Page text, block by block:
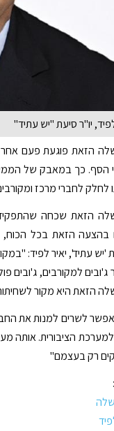
יו"ר סיעת "יש עתיד"
הזאת פוגעת פעם אחר
הסף. כך במאבק של
לחלק לחברי מרכז
הזאת שכחה
בהצעה הזאת בכל הכוח,
'יש עתיד', יאיר לפיד:
ג'ובים למקורבים, ג'ובים
הזאת היא מקור לשחיתות
לשרים למנות את
למערכת הציבורית. אותה
רק בעצמם"